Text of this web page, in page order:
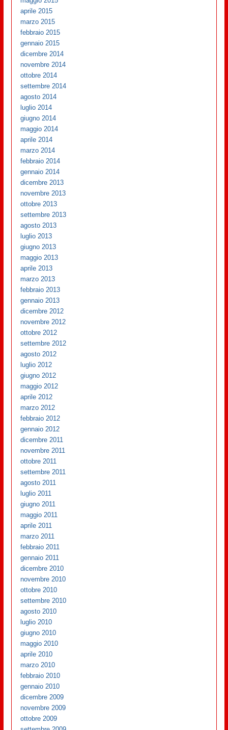
aprile 2015
marzo 2015
febbraio 2015
gennaio 2015
dicembre 2014
novembre 2014
ottobre 2014
settembre 2014
agosto 2014
luglio 2014
giugno 2014
maggio 2014
aprile 2014
marzo 2014
febbraio 2014
gennaio 2014
dicembre 2013
novembre 2013
ottobre 2013
settembre 2013
agosto 2013
luglio 2013
giugno 2013
maggio 2013
aprile 2013
marzo 2013
febbraio 2013
gennaio 2013
dicembre 2012
novembre 2012
ottobre 2012
settembre 2012
agosto 2012
luglio 2012
giugno 2012
maggio 2012
aprile 2012
marzo 2012
febbraio 2012
gennaio 2012
dicembre 2011
novembre 2011
ottobre 2011
settembre 2011
agosto 2011
luglio 2011
giugno 2011
maggio 2011
aprile 2011
marzo 2011
febbraio 2011
gennaio 2011
dicembre 2010
novembre 2010
ottobre 2010
settembre 2010
agosto 2010
luglio 2010
giugno 2010
maggio 2010
aprile 2010
marzo 2010
febbraio 2010
gennaio 2010
dicembre 2009
novembre 2009
ottobre 2009